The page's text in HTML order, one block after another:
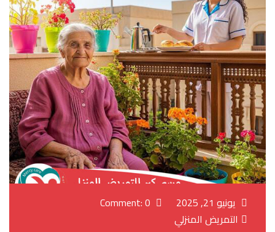
يونيو 21, 2025
التمريض المنزلي